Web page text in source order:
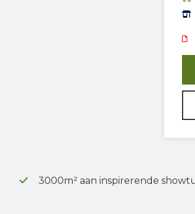
3000m² aan inspirerende